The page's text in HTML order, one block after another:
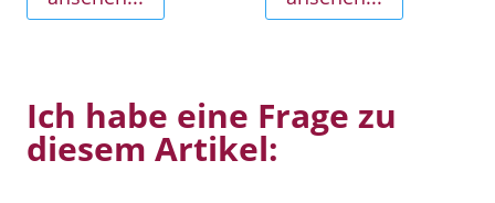
Ich habe eine Frage zu
diesem Artikel: